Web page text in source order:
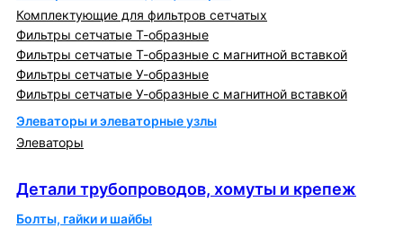
Комплектующие для фильтров сетчатых
Фильтры сетчатые Т-образные
Фильтры сетчатые Т-образные с магнитной вставкой
Фильтры сетчатые У-образные
Фильтры сетчатые У-образные с магнитной вставкой
Элеваторы и элеваторные узлы
Элеваторы
Детали трубопроводов, хомуты и крепеж
Болты, гайки и шайбы